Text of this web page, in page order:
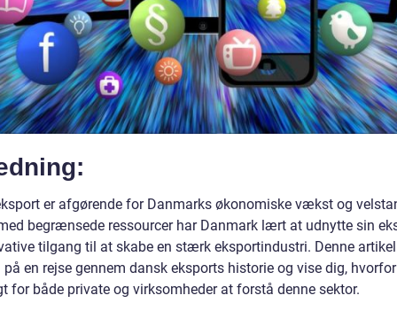
er afgørende for Danmarks økonomiske vækst og
begrænsede ressourcer har Danmark lært at udnytte sin
tilgang til at skabe en stærk eksportindustri. Denne
en rejse gennem dansk eksports historie og vise dig,
for både private og virksomheder at forstå denne sektor.